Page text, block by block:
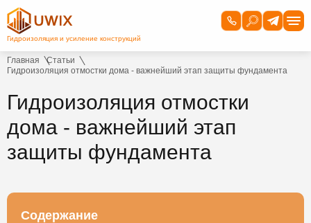
Главная
Статьи
Гидроизоляция отмостки дома - важнейший этап защиты фундамента
Гидроизоляция отмостки
дома - важнейший этап
защиты фундамента
Содержание